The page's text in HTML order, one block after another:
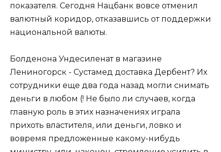
показателя. Сегодня Нацбанк вовсе отменил
валютный коридор, отказавшись от поддержки
национальной валюты.
Болденона Ундесиленат в магазине
Лениногорск - Сустамед доставка Дербент? Их
сотрудники еще два года назад могли снимать
деньги в любом (! Не было ли случаев, когда
главную роль в этих назначениях играла
прихоть властителя, или деньги, ловко и
вовремя предложенные какому-нибудь